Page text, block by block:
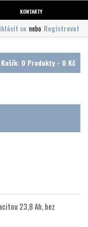
KONTAKTY
se nebo Registrovat
Košík: 0 Produkty - 0 Kč
23,8 Ah, bez